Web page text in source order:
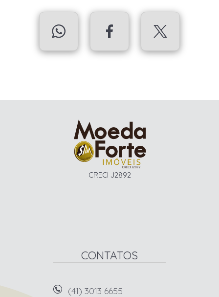
CRECI J2892
CONTATOS
(41) 3013 6655